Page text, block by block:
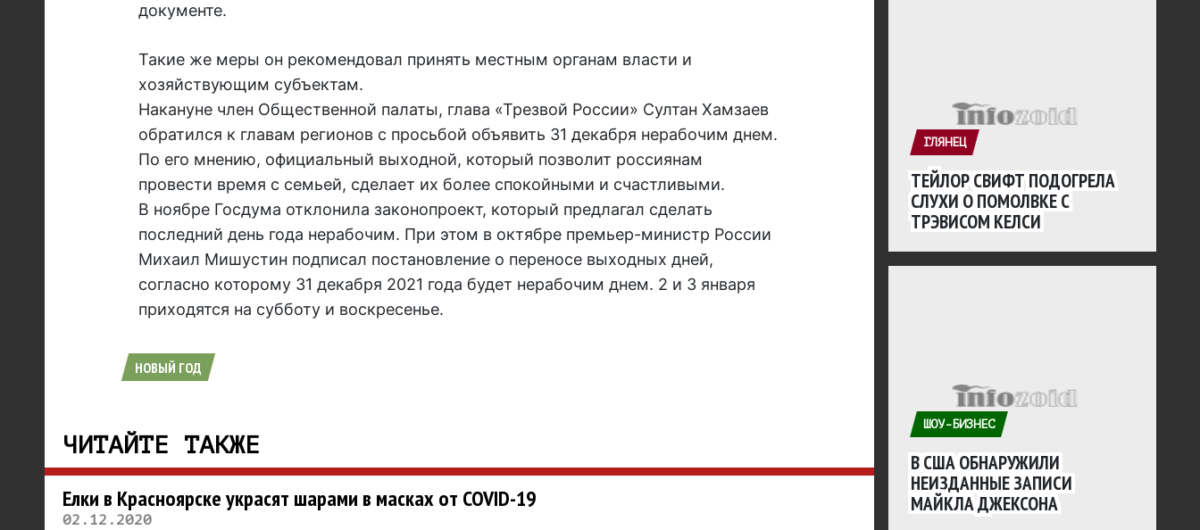
документе.
Такие же меры он рекомендовал принять местным органам власти и
хозяйствующим субъектам.
Накануне член Общественной палаты, глава «Трезвой России» Султан Хамзаев
обратился к главам регионов с просьбой объявить 31 декабря нерабочим днем.
По его мнению, официальный выходной, который позволит россиянам
провести время с семьей, сделает их более спокойными и счастливыми.
В ноябре Госдума отклонила законопроект, который предлагал сделать
последний день года нерабочим. При этом в октябре премьер-министр России
Михаил Мишустин подписал постановление о переносе выходных дней,
согласно которому 31 декабря 2021 года будет нерабочим днем. 2 и 3 января
приходятся на субботу и воскресенье.
НОВЫЙ ГОД
ЧИТАЙТЕ ТАКЖЕ
Елки в Красноярске украсят шарами в масках от COVID-19
02.12.2020
ГЛЯНЕЦ
ТЕЙЛОР СВИФТ ПОДОГРЕЛА
СЛУХИ О ПОМОЛВКЕ С
ТРЭВИСОМ КЕЛСИ
ШОУ-БИЗНЕС
В США ОБНАРУЖИЛИ
НЕИЗДАННЫЕ ЗАПИСИ
МАЙКЛА ДЖЕКСОНА